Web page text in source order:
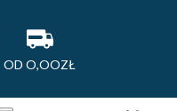
OD O,OOZŁ